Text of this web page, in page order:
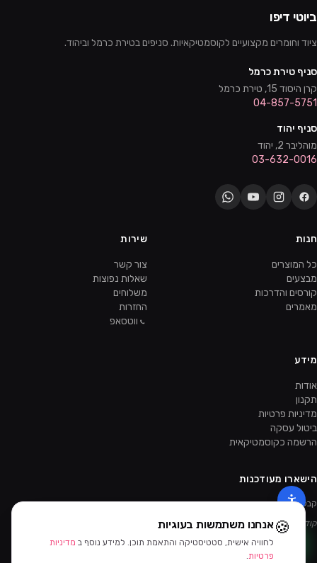
ביוטי דיפו
ציוד וחומרים מקצועיים לקוסמטיקאיות. סניפים בטירת כרמל וביהוד.
סניף טירת כרמל
קרן היסוד 15, טירת כרמל
04-857-5751
סניף יהוד
מוהליבר 2, יהוד
03-632-0016
חנות
כל המוצרים
מבצעים
קורסים והדרכות
מאמרים
שירות
צור קשר
שאלות נפוצות
משלוחים
החזרות
ווטסאפ
מידע
אודות
תקנון
מדיניות פרטיות
ביטול עסקה
הרשמה כקוסמטיקאית
הישארו מעודכנות
קבלו מבצעים ומוצרים חדשים קודם.
קוד ההטמעה של הניוזלטר יתווסף מהאדמין.
🍪אנחנו משתמשות בעוגיות
לחוויה אישית, סטטיסטיקה והתאמת תוכן. למידע נוסף ב מדיניות
פרטיות.